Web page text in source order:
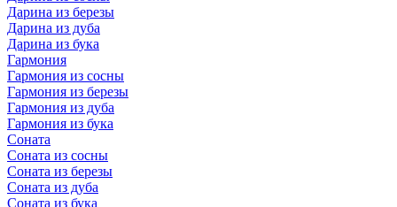
Дарина из березы
Дарина из дуба
Дарина из бука
Гармония
Гармония из сосны
Гармония из березы
Гармония из дуба
Гармония из бука
Соната
Соната из сосны
Соната из березы
Соната из дуба
Соната из бука